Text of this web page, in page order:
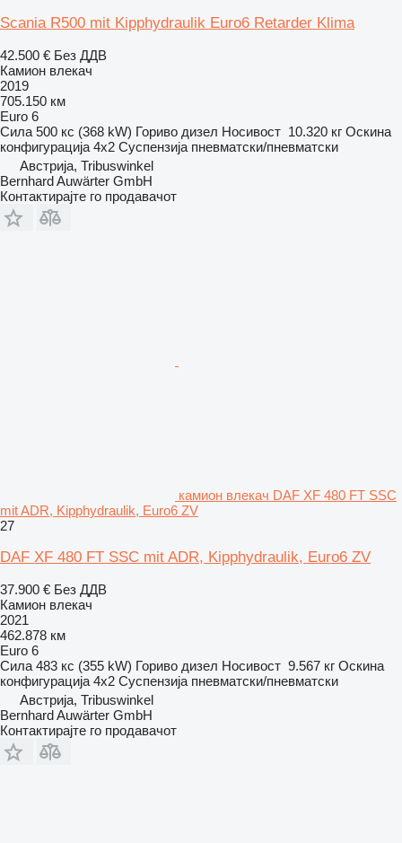
Scania R500 mit Kipphydraulik Euro6 Retarder Klima
42.500 € Без ДДВ
Камион влекач
2019
705.150 км
Euro 6
Сила 500 кс (368 kW) Гориво дизел Носивост 10.320 кг Оскина
конфигурација 4x2 Суспензија пневматски/пневматски
Австрија, Tribuswinkel
Bernhard Auwärter GmbH
Контактирајте го продавачот
камион влекач DAF XF 480 FT SSC
mit ADR, Kipphydraulik, Euro6 ZV
27
DAF XF 480 FT SSC mit ADR, Kipphydraulik, Euro6 ZV
37.900 € Без ДДВ
Камион влекач
2021
462.878 км
Euro 6
Сила 483 кс (355 kW) Гориво дизел Носивост 9.567 кг Оскина
конфигурација 4x2 Суспензија пневматски/пневматски
Австрија, Tribuswinkel
Bernhard Auwärter GmbH
Контактирајте го продавачот